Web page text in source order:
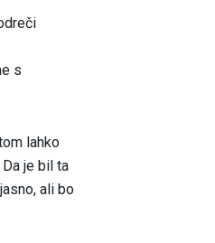
s
lahko
je bil ta
ali bo